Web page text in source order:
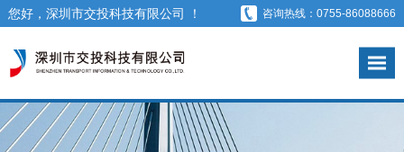
您好，深圳市交投科技有限公司 ！ 咨询热线：0755-86088666